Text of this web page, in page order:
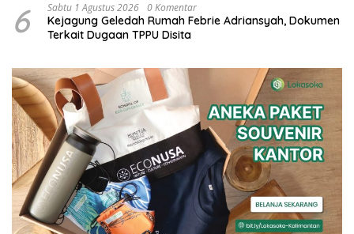
6 Sabtu 1 Agustus 2026 0 Komentar
Kejagung Geledah Rumah Febrie Adriansyah, Dokumen
Terkait Dugaan TPPU Disita